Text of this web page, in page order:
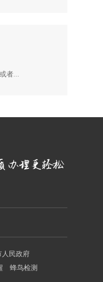
者...
人民政府
蜂鸟检测